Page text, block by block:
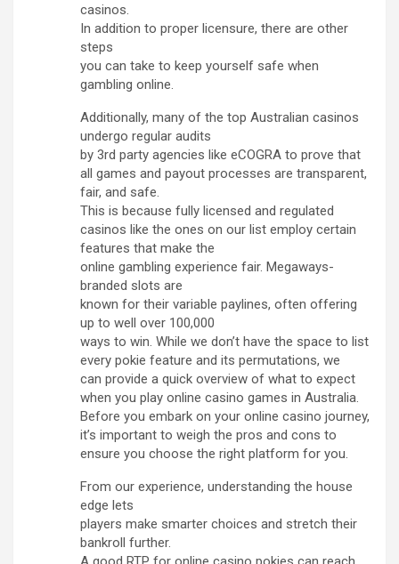
casinos.
In addition to proper licensure, there are other
steps
you can take to keep yourself safe when
gambling online.
Additionally, many of the top Australian casinos
undergo regular audits
by 3rd party agencies like eCOGRA to prove that
all games and payout processes are transparent,
fair, and safe.
This is because fully licensed and regulated
casinos like the ones on our list employ certain
features that make the
online gambling experience fair. Megaways-
branded slots are
known for their variable paylines, often offering
up to well over 100,000
ways to win. While we don’t have the space to list
every pokie feature and its permutations, we
can provide a quick overview of what to expect
when you play online casino games in Australia.
Before you embark on your online casino journey,
it’s important to weigh the pros and cons to
ensure you choose the right platform for you.
From our experience, understanding the house
edge lets
players make smarter choices and stretch their
bankroll further.